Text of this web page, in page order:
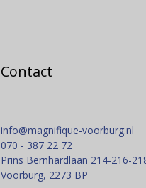
Contact
info@magnifique-voorburg.nl
070 - 387 22 72
Prins Bernhardlaan 214-216-
Voorburg, 2273 BP